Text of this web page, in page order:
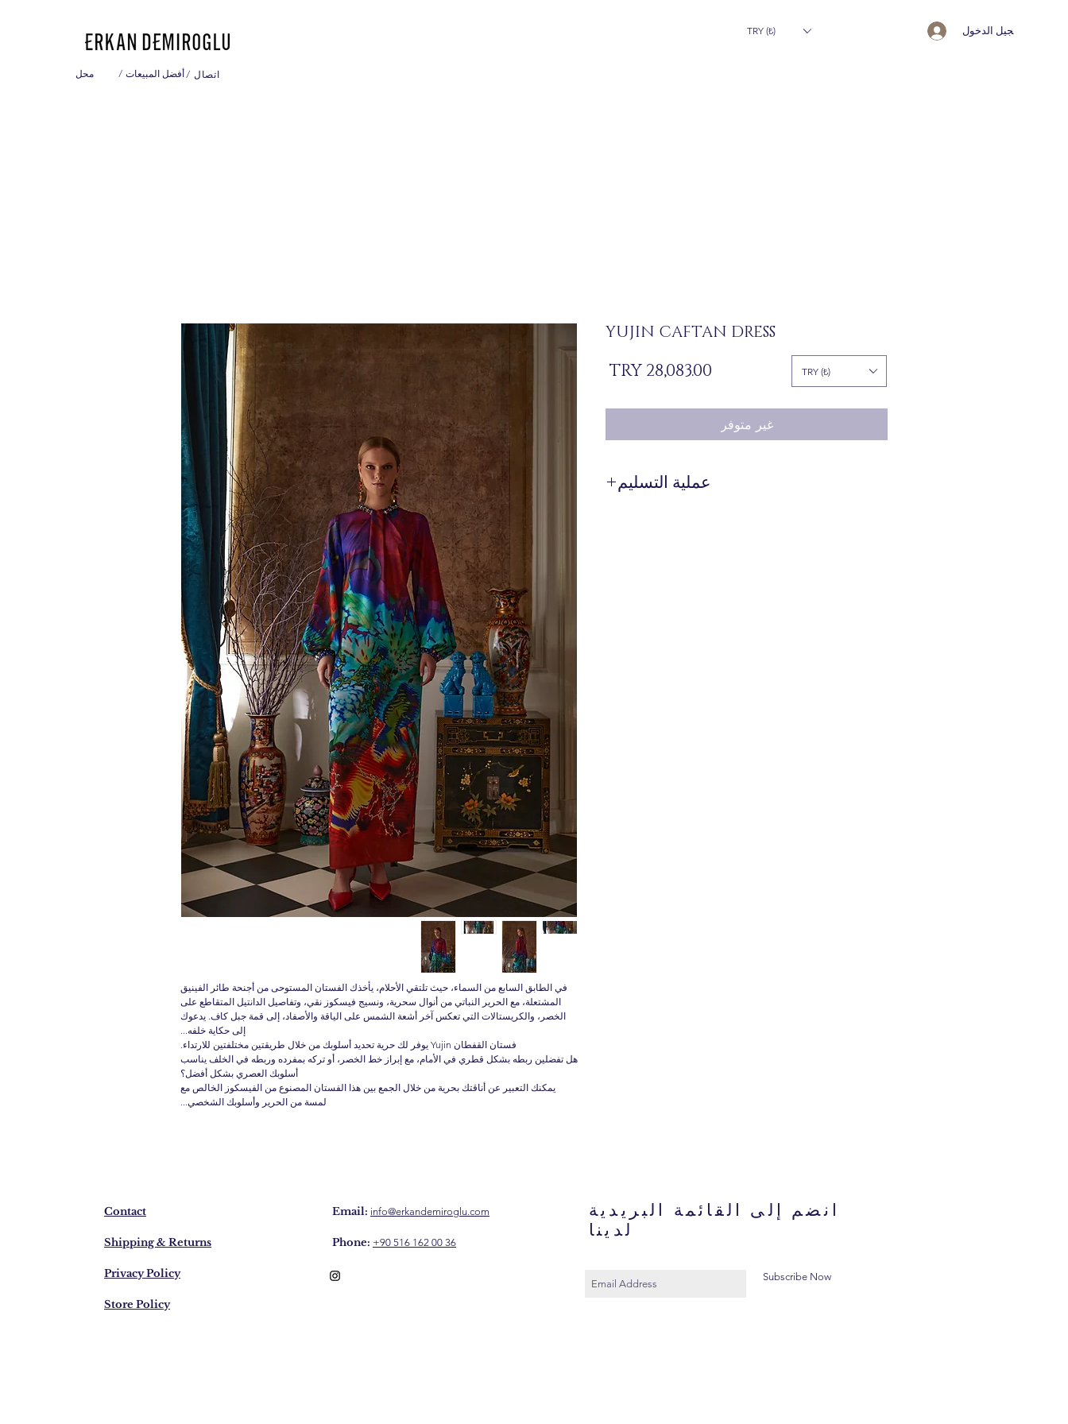
محل / أفضل المبيعات / اتصال
TRY (₺) تسجيل الدخول
في الطابق السابع من السماء، حيث تلتقي الأحلام، يأخذك الفستان المستوحى من أجنحة طائر الفينيق
المشتعلة، مع الحرير النباتي من أنوال سحرية، ونسيج فيسكوز نقي، وتفاصيل الدانتيل المتقاطع على
الخصر، والكريستالات التي تعكس آخر أشعة الشمس على الياقة والأصفاد، إلى قمة جبل كاف. يدعوك
إلى حكاية خلفه...
فستان القفطان Yujin يوفر لك حرية تحديد أسلوبك من خلال طريقتين مختلفتين للارتداء.
هل تفضلين ربطه بشكل قطري في الأمام، مع إبراز خط الخصر، أو تركه بمفرده وربطه في الخلف يناسب
أسلوبك العصري بشكل أفضل؟
يمكنك التعبير عن أناقتك بحرية من خلال الجمع بين هذا الفستان المصنوع من الفيسكوز الخالص مع
لمسة من الحرير وأسلوبك الشخصي...
YUJIN CAFTAN DRESS
السعر
غير متوفر
عملية التسليم
TRY (₺)
Contact
Shipping & Returns
Privacy Policy
Store Policy
Email: info@erkandemiroglu.com
Phone: +90 516 162 00 36
انضم إلى القائمة البريدية
لدينا
Subscribe Now